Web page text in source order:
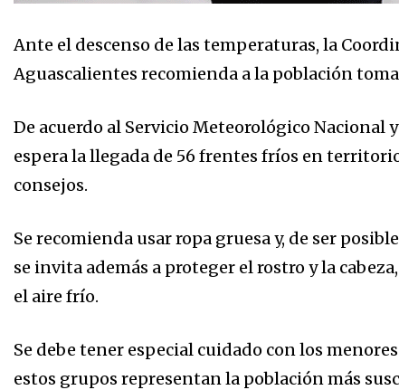
Ante el descenso de las temperaturas, la
Aguascalientes recomienda a la población
De acuerdo al Servicio Meteorológico Nacional
espera la llegada de 56 frentes fríos en
consejos.
Se recomienda usar ropa gruesa y, de ser
se invita además a proteger el rostro y la
el aire frío.
Se debe tener especial cuidado con los
estos grupos representan la población más